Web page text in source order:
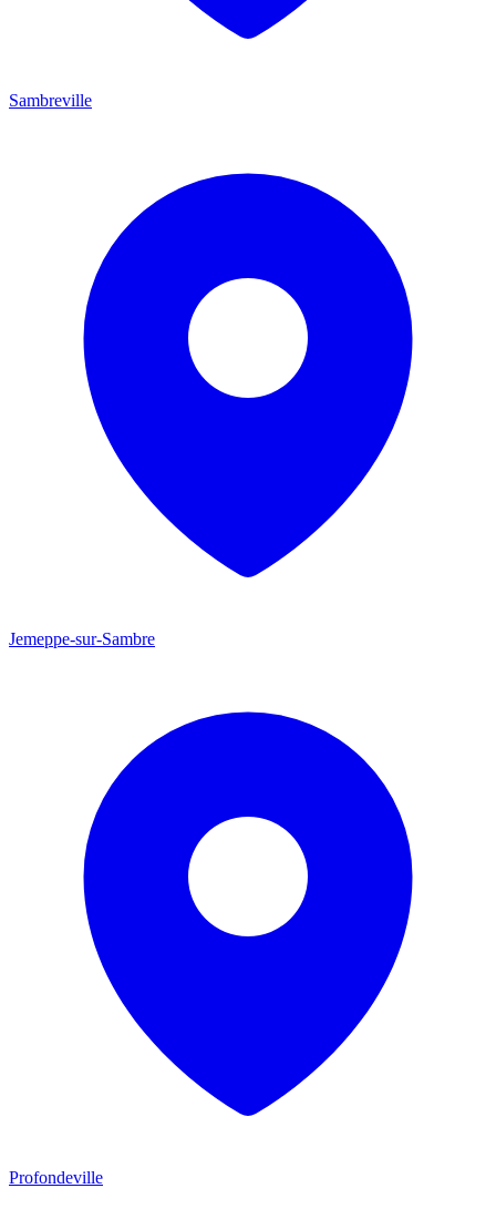
Sambreville
Jemeppe-sur-Sambre
Profondeville